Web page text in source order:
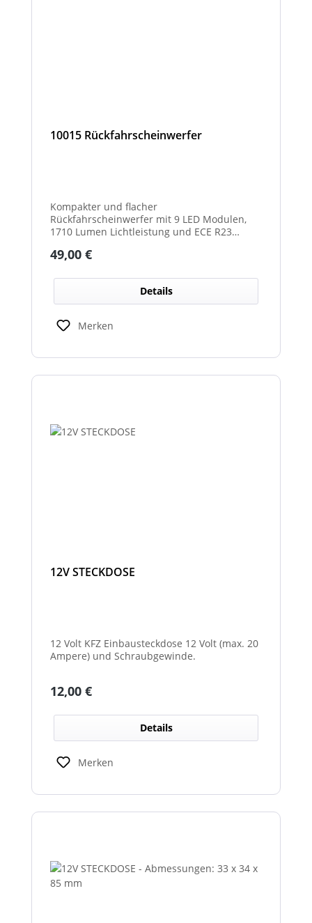
10015 Rückfahrscheinwerfer
Kompakter und flacher
Rückfahrscheinwerfer mit 9 LED Modulen,
1710 Lumen Lichtleistung und ECE R23
Regulärer Preis:
49,00 €
Details
Merken
12V STECKDOSE
12 Volt KFZ Einbausteckdose 12 Volt (max. 20
Ampere) und Schraubgewinde.
Regulärer Preis:
12,00 €
Details
Merken